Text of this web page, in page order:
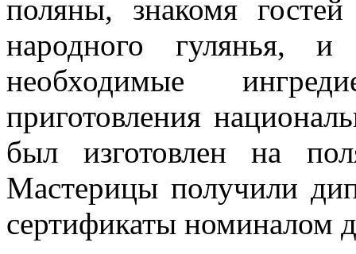
поляны, знакомя
народного гулянья,
необходимые
приготовления
был изготовлен на
Мастерицы получили
сертификаты номиналом